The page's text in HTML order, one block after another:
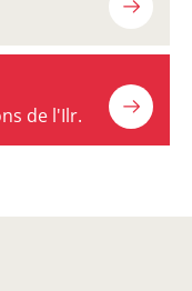
de l'Ilr.